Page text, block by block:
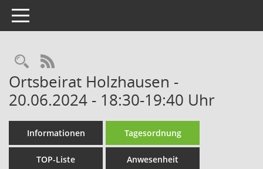
Toggle navigation
Rechercheauswahl
RSS-Feed
Ortsbeirat Holzhausen -
20.06.2024 - 18:30-19:40 Uhr
Informationen Tagesordnung
TOP-Liste Anwesenheit